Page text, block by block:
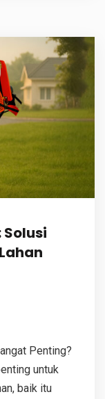
Penting?
untuk
baik itu